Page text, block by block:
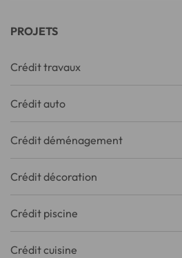
PROJETS
Crédit travaux
Crédit auto
Crédit déménagement
Crédit décoration
Crédit piscine
Crédit cuisine